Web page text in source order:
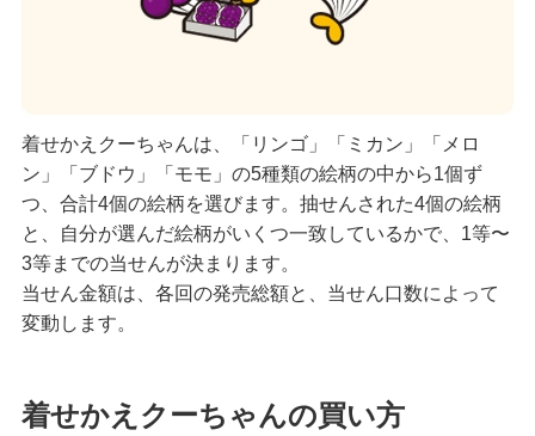
着せかえクーちゃんは、「リンゴ」「ミカン」「メロ
ン」「ブドウ」「モモ」の5種類の絵柄の中から1個ず
つ、合計4個の絵柄を選びます。抽せんされた4個の絵柄
と、自分が選んだ絵柄がいくつ一致しているかで、1等〜
3等までの当せんが決まります。
当せん金額は、各回の発売総額と、当せん口数によって
変動します。
着せかえクーちゃんの買い方